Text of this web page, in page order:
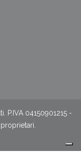
P.IVA 04150901215 -